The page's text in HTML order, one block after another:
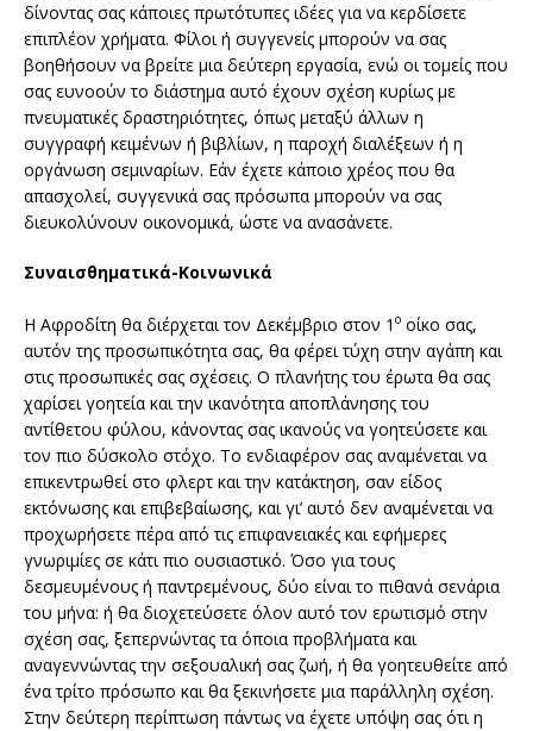
δίνοντας σας κάποιες πρωτότυπες ιδέες για να κερδίσετε
επιπλέον χρήματα. Φίλοι ή συγγενείς μπορούν να σας
βοηθήσουν να βρείτε μια δεύτερη εργασία, ενώ οι τομείς που
σας ευνοούν το διάστημα αυτό έχουν σχέση κυρίως με
πνευματικές δραστηριότητες, όπως μεταξύ άλλων η
συγγραφή κειμένων ή βιβλίων, η παροχή διαλέξεων ή η
οργάνωση σεμιναρίων. Εάν έχετε κάποιο χρέος που θα
απασχολεί, συγγενικά σας πρόσωπα μπορούν να σας
διευκολύνουν οικονομικά, ώστε να ανασάνετε.
Συναισθηματικά-Κοινωνικά
Η Αφροδίτη θα διέρχεται τον Δεκέμβριο στον 1 ο οίκο σας,
αυτόν της προσωπικότητα σας, θα φέρει τύχη στην αγάπη και
στις προσωπικές σας σχέσεις. Ο πλανήτης του έρωτα θα σας
χαρίσει γοητεία και την ικανότητα αποπλάνησης του
αντίθετου φύλου, κάνοντας σας ικανούς να γοητεύσετε και
τον πιο δύσκολο στόχο. Το ενδιαφέρον σας αναμένεται να
επικεντρωθεί στο φλερτ και την κατάκτηση, σαν είδος
εκτόνωσης και επιβεβαίωσης, και γι’ αυτό δεν αναμένεται να
προχωρήσετε πέρα από τις επιφανειακές και εφήμερες
γνωριμίες σε κάτι πιο ουσιαστικό. Όσο για τους
δεσμευμένους ή παντρεμένους, δύο είναι το πιθανά σενάρια
του μήνα: ή θα διοχετεύσετε όλον αυτό τον ερωτισμό στην
σχέση σας, ξεπερνώντας τα όποια προβλήματα και
αναγεννώντας την σεξουαλική σας ζωή, ή θα γοητευθείτε από
ένα τρίτο πρόσωπο και θα ξεκινήσετε μια παράλληλη σχέση.
Στην δεύτερη περίπτωση πάντως να έχετε υπόψη σας ότι η